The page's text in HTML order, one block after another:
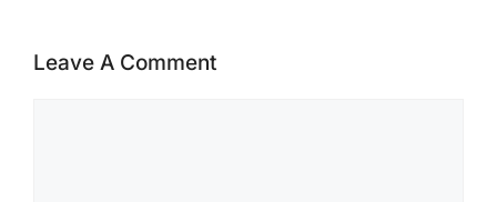
Leave A Comment